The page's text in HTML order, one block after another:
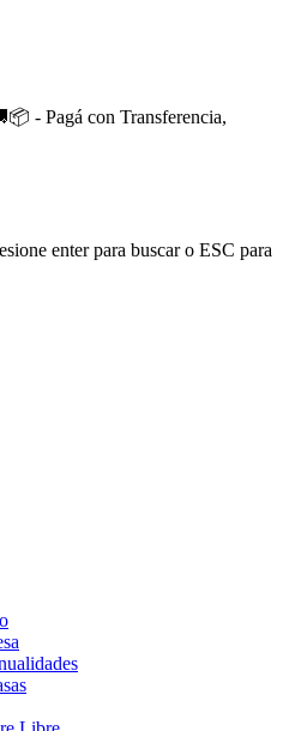
- Pagá con Transferencia,
enter para buscar o ESC para